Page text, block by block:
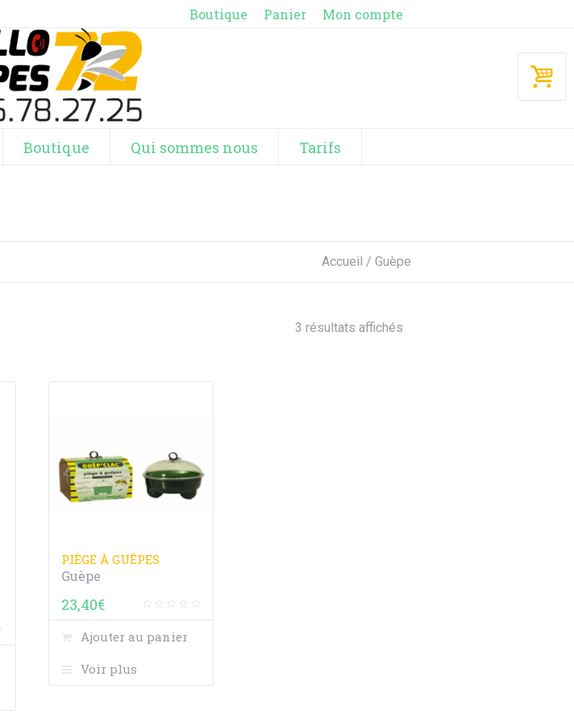
Boutique Panier Mon compte
Boutique Qui sommes nous
Tarifs
Accueil / Guèpe
3 résultats affichés
PIÈGE À GUÊPES
Guèpe
23,40€
Ajouter au panier
Voir plus